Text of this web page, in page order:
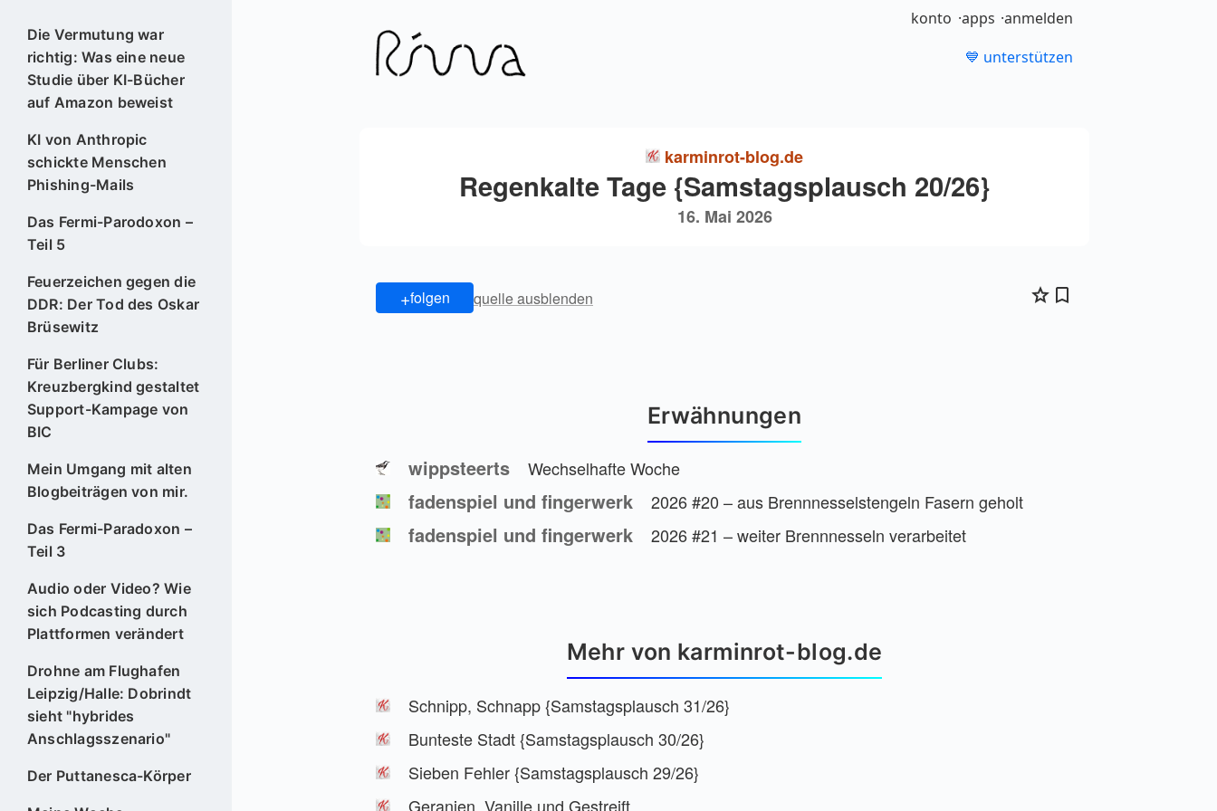
Die Vermutung war
richtig: Was eine neue
Studie über KI-Bücher
auf Amazon beweist
KI von Anthropic
schickte Menschen
Phishing-Mails
Das Fermi-Parodoxon –
Teil 5
Feuerzeichen gegen die
DDR: Der Tod des Oskar
Brüsewitz
Für Berliner Clubs:
Kreuzbergkind gestaltet
Support-Kampage von
BIC
Mein Umgang mit alten
Blogbeiträgen von mir.
Das Fermi-Paradoxon –
Teil 3
Audio oder Video? Wie
sich Podcasting durch
Plattformen verändert
Drohne am Flughafen
Leipzig/Halle: Dobrindt
sieht "hybrides
Anschlagsszenario"
Der Puttanesca-Körper
konto apps anmelden
💙 unterstützen
karminrot-blog.de
Regenkalte Tage {Samstagsplausch 20/26}
16. Mai 2026
+folgen quelle ausblenden
Erwähnungen
wippsteerts Wechselhafte Woche
fadenspiel und fingerwerk 2026 #20 – aus Brennnesselstengeln Fasern geholt
fadenspiel und fingerwerk 2026 #21 – weiter Brennnesseln verarbeitet
Mehr von karminrot-blog.de
Schnipp, Schnapp {Samstagsplausch 31/26}
Bunteste Stadt {Samstagsplausch 30/26}
Sieben Fehler {Samstagsplausch 29/26}
Geranien, Vanille und Gestreift